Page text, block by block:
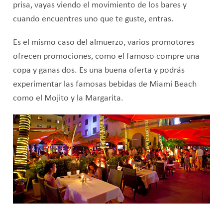
prisa, vayas viendo el movimiento de los bares y
cuando encuentres uno que te guste, entras.
Es el mismo caso del almuerzo, varios promotores
ofrecen promociones, como el famoso compre una
copa y ganas dos. Es una buena oferta y podrás
experimentar las famosas bebidas de Miami Beach
como el Mojito y la Margarita.